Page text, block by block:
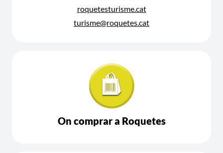
roquetesturisme.cat
turisme@roquetes.cat
On comprar a Roquetes